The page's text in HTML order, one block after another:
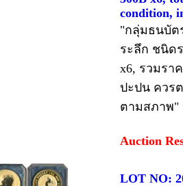
condition,
"กลุ่มธนบัต
ระลึก ชนิดร
x6, รวมรา
ปะปน ควร
ตามสภาพ"
Auction
LOT NO: